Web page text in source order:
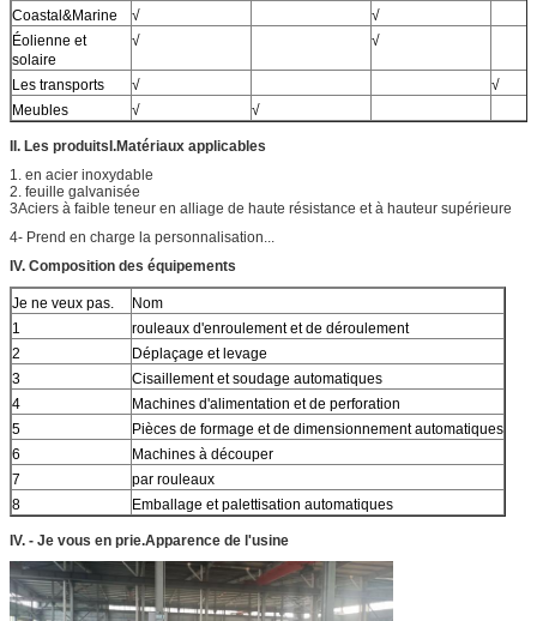
Coastal&Marine
√
√
Éolienne et
solaire
√ √
Les transports √
√
Meubles
√ √
II. Les produitsI.Matériaux applicables
1. en acier inoxydable
2. feuille galvanisée
3Aciers à faible teneur en alliage de haute résistance et à hauteur supérieure
4- Prend en charge la personnalisation...
IV. Composition des équipements
Je ne veux pas.
Nom
1
rouleaux d'enroulement et de déroulement
2
Déplaçage et levage
3
Cisaillement et soudage automatiques
4
Machines d'alimentation et de perforation
5
Pièces de formage et de dimensionnement automatiques
6
Machines à découper
7
par rouleaux
8
Emballage et palettisation automatiques
IV. - Je vous en prie.Apparence de l'usine